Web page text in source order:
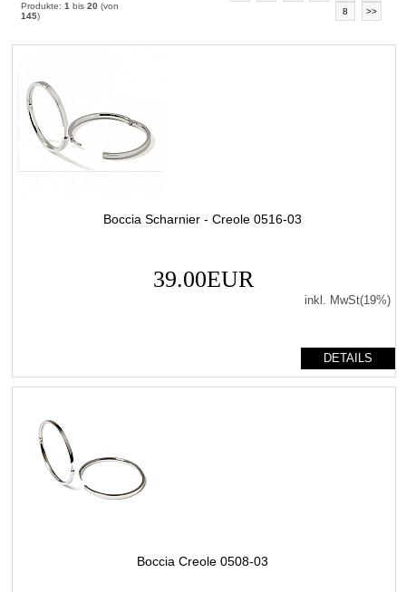
Produkte:1 bis20 (von
145)
8
>>
Boccia Scharnier - Creole 0516-03
39.00EUR
inkl. MwSt(19%)
DETAILS
Boccia Creole 0508-03